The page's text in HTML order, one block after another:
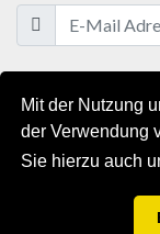
Mit der Nutzung
der Verwendung
Sie hierzu auch
© 2019 -